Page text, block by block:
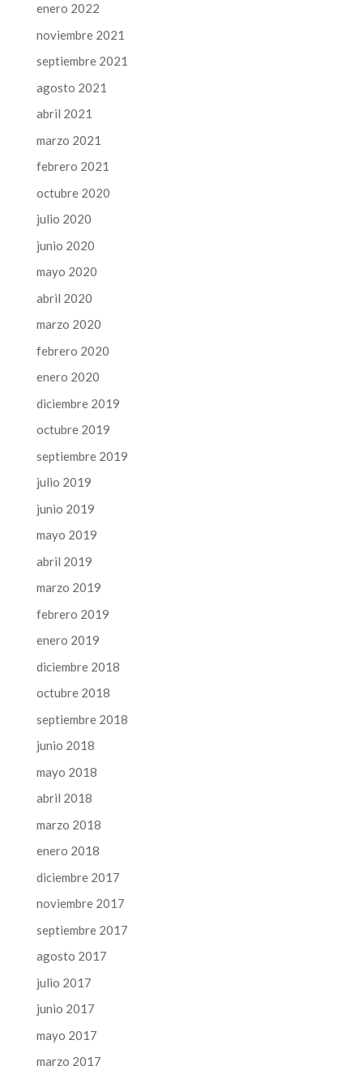
enero 2022
noviembre 2021
septiembre 2021
agosto 2021
abril 2021
marzo 2021
febrero 2021
octubre 2020
julio 2020
junio 2020
mayo 2020
abril 2020
marzo 2020
febrero 2020
enero 2020
diciembre 2019
octubre 2019
septiembre 2019
julio 2019
junio 2019
mayo 2019
abril 2019
marzo 2019
febrero 2019
enero 2019
diciembre 2018
octubre 2018
septiembre 2018
junio 2018
mayo 2018
abril 2018
marzo 2018
enero 2018
diciembre 2017
noviembre 2017
septiembre 2017
agosto 2017
julio 2017
junio 2017
mayo 2017
marzo 2017